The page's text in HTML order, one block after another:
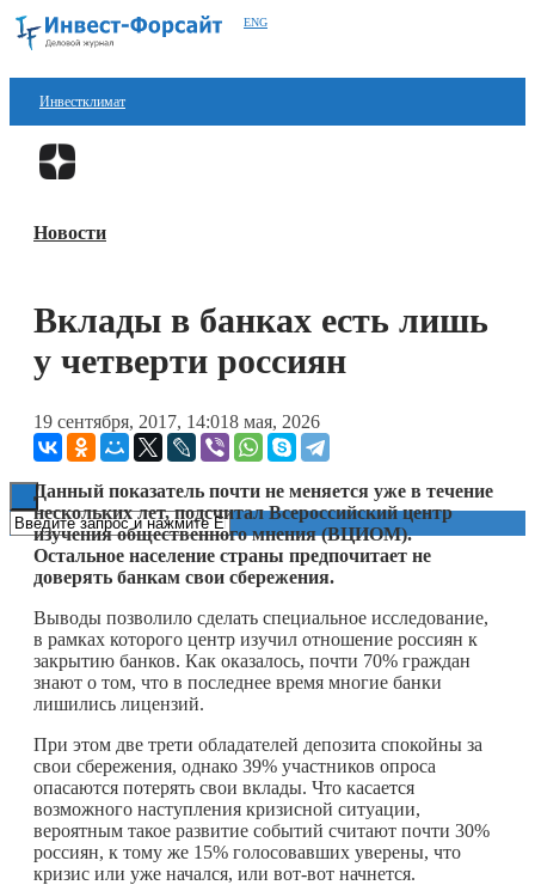
ENG
Инвестклимат
Финансы
Блокчейн
Книги
Новости
Вклады в банках есть лишь
у четверти россиян
19 сентября, 2017, 14:018 мая, 2026
Данный показатель почти не меняется уже в течение
нескольких лет, подсчитал Всероссийский центр
изучения общественного мнения (ВЦИОМ).
Остальное население страны предпочитает не
доверять банкам свои сбережения.
Выводы позволило сделать специальное исследование,
в рамках которого центр изучил отношение россиян к
закрытию банков. Как оказалось, почти 70% граждан
знают о том, что в последнее время многие банки
лишились лицензий.
При этом две трети обладателей депозита спокойны за
свои сбережения, однако 39% участников опроса
опасаются потерять свои вклады. Что касается
возможного наступления кризисной ситуации,
вероятным такое развитие событий считают почти 30%
россиян, к тому же 15% голосовавших уверены, что
кризис или уже начался, или вот-вот начнется.